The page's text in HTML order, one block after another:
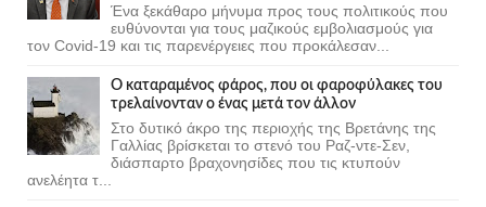
Ένα ξεκάθαρο μήνυμα προς τους πολιτικούς που
ευθύνονται για τους μαζικούς εμβολιασμούς για
τον Covid-19 και τις παρενέργειες που προκάλεσαν...
Ο καταραμένος φάρος, που οι φαροφύλακες του
τρελαίνονταν ο ένας μετά τον άλλον
Στο δυτικό άκρο της περιοχής της Βρετάνης της
Γαλλίας βρίσκεται το στενό του Ραζ-ντε-Σεν,
διάσπαρτο βραχονησίδες που τις κτυπούν
ανελέητα τ...